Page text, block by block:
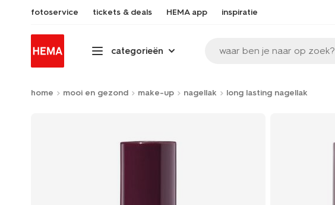
fotoservice tickets & deals HEMA app inspiratie
categorieën waar ben je naar op zoek?
home mooi en gezond make-up nagellak long lasting nagellak